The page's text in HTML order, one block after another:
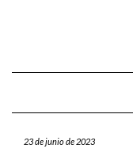
23 de junio de 2023